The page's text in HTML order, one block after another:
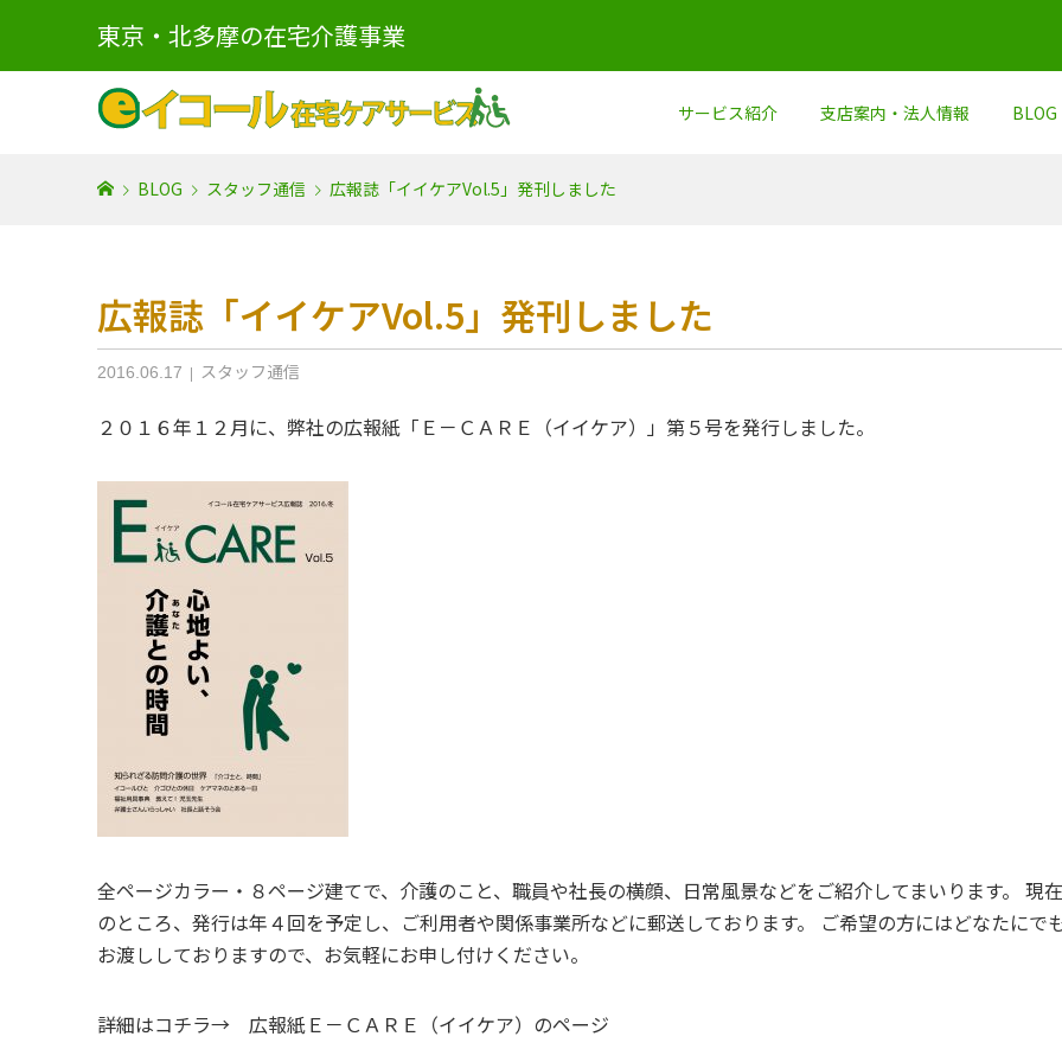
東京・北多摩の在宅介護事業
サービス紹介 支店案内・法人情報 BLOG
BLOG スタッフ通信 広報誌「イイケアVol.5」発刊しました
広報誌「イイケアVol.5」発刊しました
2016.06.17 スタッフ通信
２０１６年１２月に、弊社の広報紙「Ｅ－ＣＡＲＥ（イイケア）」第５号を発行しました。
全ページカラー・８ページ建てで、介護のこと、職員や社長の横顔、日常風景などをご紹介してまいります。 現在
のところ、発行は年４回を予定し、ご利用者や関係事業所などに郵送しております。 ご希望の方にはどなたにで
お渡ししておりますので、お気軽にお申し付けください。
詳細はコチラ→ 広報紙Ｅ－ＣＡＲＥ（イイケア）のページ